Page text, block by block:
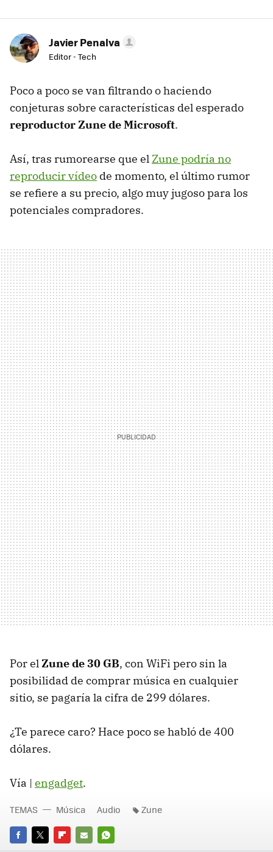
Javier Penalva
Editor - Tech
Poco a poco se van filtrando o haciendo
conjeturas sobre características del esperado
reproductor Zune de Microsoft.
Así, tras rumorearse que el Zune podría no
reproducir vídeo de momento, el último rumor
se refiere a su precio, algo muy jugoso para los
potenciales compradores.
Por elZune de 30 GB, con WiFi pero sin la
posibilidad de comprar música en cualquier
sitio, se pagaría la cifra de 299 dólares.
¿Te parece caro? Hace poco se habló de 400
dólares.
Vía | engadget.
TEMAS Música Audio Zune